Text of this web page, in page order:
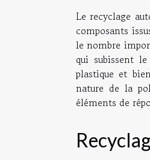
Le recyclage
composants
le nombre
qui subissent
plastique et
nature de la
éléments de